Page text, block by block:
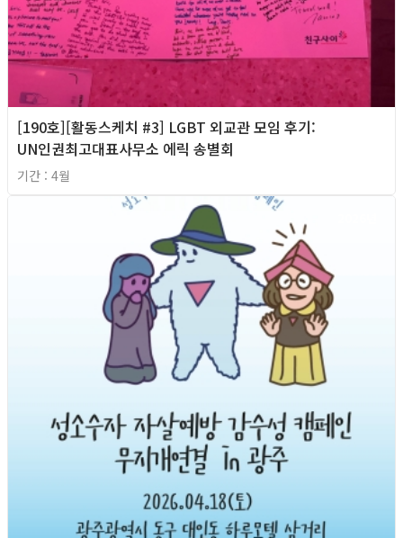
[190호][활동스케치 #3] LGBT 외교관 모임 후기:
UN인권최고대표사무소 에릭 송별회
기간 : 4월